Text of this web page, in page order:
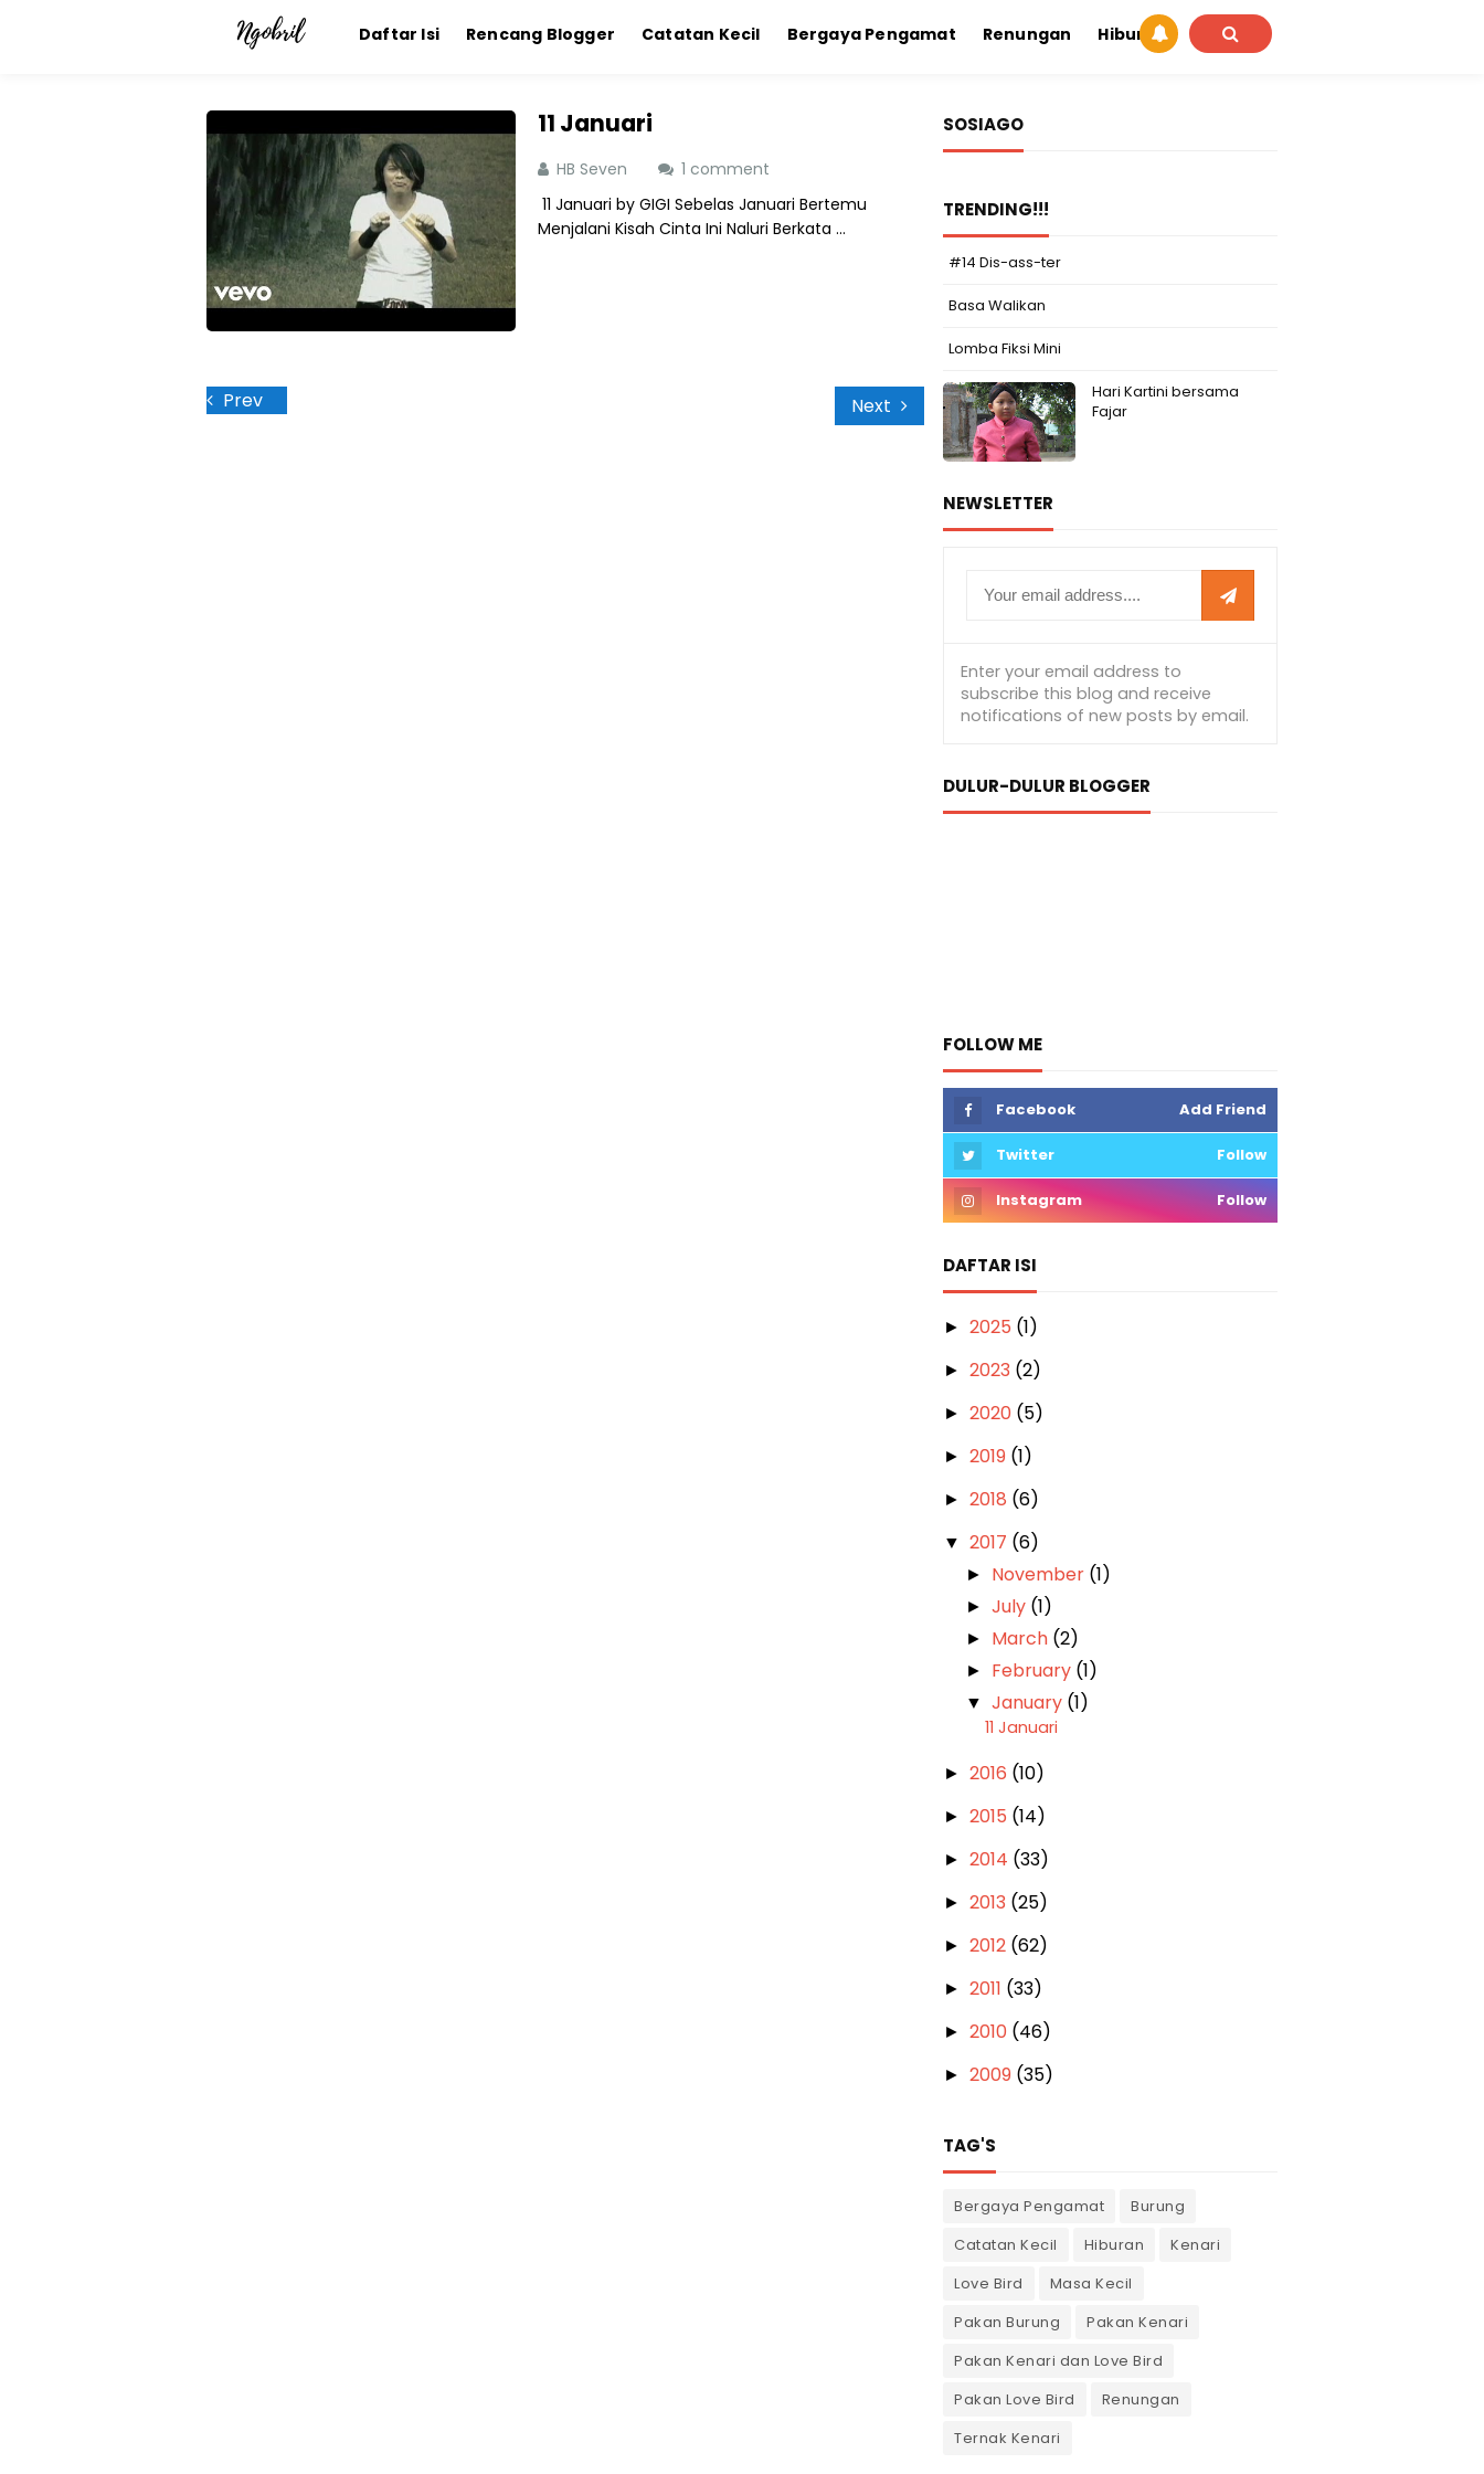
Daftar Isi Rencang Blogger Catatan Kecil Bergaya Pengamat Renungan Hiburan
11 Januari
HB Seven
1 comment
11 Januari by GIGI Sebelas Januari Bertemu
Menjalani Kisah Cinta Ini Naluri Berkata ...
Prev Next
SOSIAGO
TRENDING!!!
#14 Dis-ass-ter
Basa Walikan
Lomba Fiksi Mini
Hari Kartini bersama
Fajar
NEWSLETTER
DULUR-DULUR BLOGGER
FOLLOW ME
Facebook Add Friend
Twitter Follow
Instagram Follow
DAFTAR ISI
►2025 (1)
►2023 (2)
►2020 (5)
►2019 (1)
►2018 (6)
▼2017 (6)
► November (1)
► July (1)
► March (2)
► February (1)
▼ January (1)
11 Januari
►2016 (10)
►2015 (14)
►2014 (33)
►2013 (25)
►2012 (62)
►2011 (33)
►2010 (46)
►2009 (35)
TAG'S
Bergaya Pengamat
Burung
Catatan Kecil
Hiburan
Kenari
Love Bird
Masa Kecil
Pakan Burung
Pakan Kenari
Pakan Kenari dan Love Bird
Pakan Love Bird
Renungan
Ternak Kenari